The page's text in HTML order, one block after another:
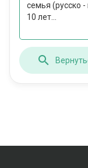
семья (русско -
10 лет...